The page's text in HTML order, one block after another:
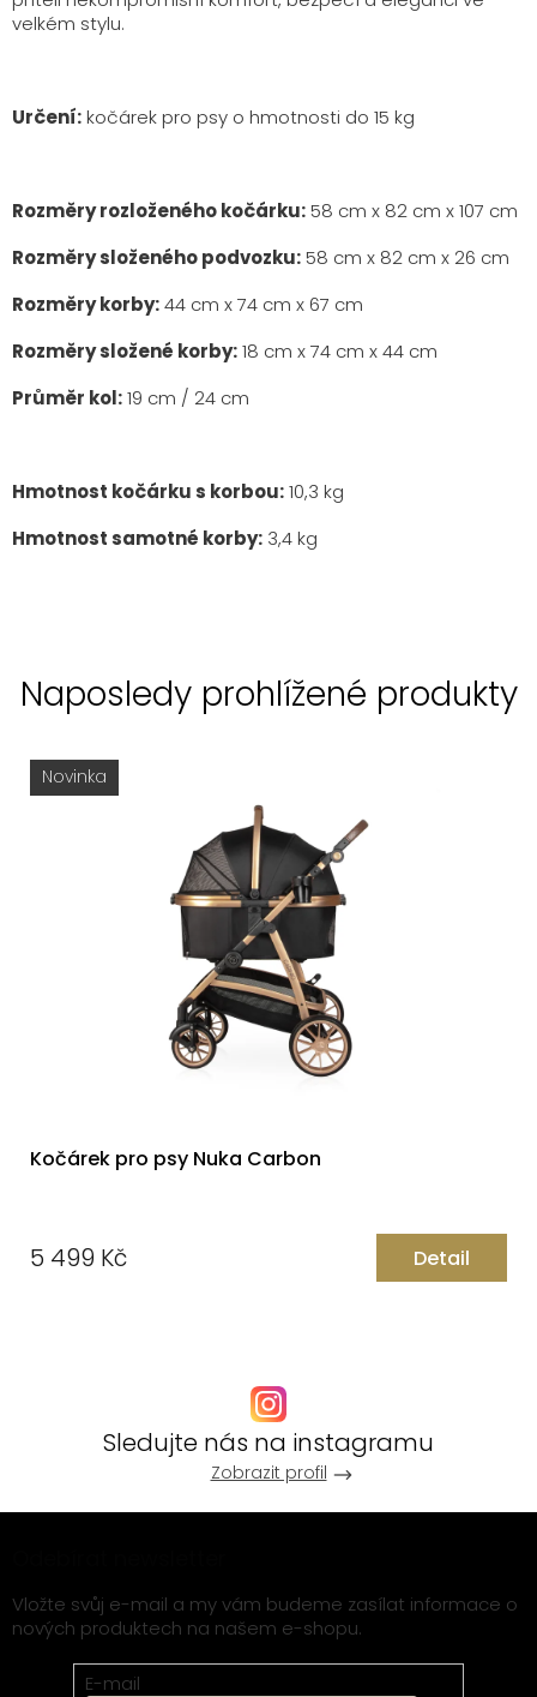
velkém stylu.
Určení:kočárek pro psy o hmotnosti do 15 kg
Rozměry rozloženého kočárku:58 cm x 82 cm x 107 cm
Rozměry složeného podvozku:58 cm x 82 cm x 26 cm
Rozměry korby:44 cm x 74 cm x 67 cm
Rozměry složené korby:18 cm x 74 cm x 44 cm
Průměr kol:19 cm / 24 cm
Hmotnost kočárku s korbou:10,3 kg
Hmotnost samotné korby: 3,4 kg
Naposledy prohlížené produkty
Novinka
Kočárek pro psy Nuka Carbon
5 499 Kč Detail
Sledujte nás na instagramu
Zobrazit profil
p
a
Vložte svůj e-mail a my vám budeme zasílat informace o
nových produktech na našem e-shopu.
E-mail